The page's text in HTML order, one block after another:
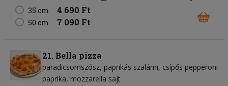
35 cm
4 690 Ft
50 cm 7 090 Ft
21. Bella pizza
paradicsomszósz paprikás szalámi csípős pepperoni
paprika mozzarella sajt